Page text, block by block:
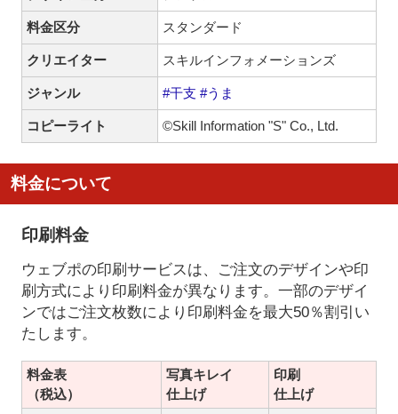
料金区分 スタンダード
クリエイター スキルインフォメーションズ
ジャンル #干支 #うま
コピーライト ©Skill Information "S" Co., Ltd.
料金について
印刷料金
ウェブポの印刷サービスは、ご注文のデザインや印
刷方式により印刷料金が異なります。一部のデザイ
ンではご注文枚数により印刷料金を最大50％割引い
たします。
料金表
（税込）
写真キレイ
仕上げ
印刷
仕上げ